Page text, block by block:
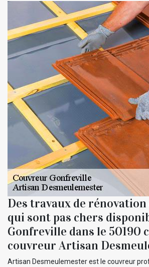
Des travaux de
qui sont pas chers
Gonfreville dans le 50190
couvreur Artisan
Artisan Desmeulemester est le couvreur